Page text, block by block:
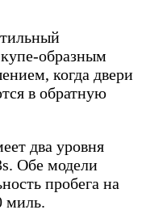
образным
когда двери
в обратную
два уровня
Обе модели
пробега на
миль.